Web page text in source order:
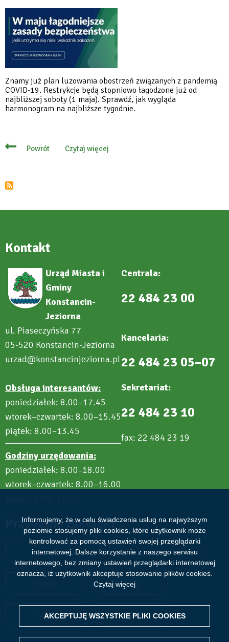
Informujemy, że w celu świadczenia usług na najwyższym
poziomie stosujemy pliki cookies, które użytkownik może
kontrolować za pomocą ustawień swojej przeglądarki
internetowej. Dalsze korzystanie z naszego serwisu
internetowego, bez zmiany ustawień przeglądarki internetowej
oznacza, iż użytkownik akceptuje stosowanie plików cookies.
Czytaj więcej
AKCEPTUJĘ WSZYSTKIE PLIKI COOKIES
WITHDRAW CONSENT
Znamy już plan luzowania obostrzeń związanych z pandemią
COVID-19. Restrykcje będą stopniowo łagodzone już od
najbliższej soboty (1 maja). Sprawdź, jak wygląda
harmonogram na najbliższe tygodnie.
Powrót Czytaj więcej
o
Kontakt
Urząd Miasta i
Gminy
Konstancin-
Jeziorna
ul. Piaseczyńska 77
05-520 Konstancin-Jeziorna
urzad@konstancinjeziorna.pl
Obsługa interesantów:
poniedziałek: 8.00–17.45
wtorek–czwartek: 8.00–15.45
piątek: 8.00–13.45
Godziny urzędowania:
poniedziałek: 8.00–18.00
wtorek–czwartek: 8.00–16.00
Centrala:
22 484 23 00
Kancelaria:
22 484 23 05–07
Sekretariat:
22 484 23 10
fax: 22 484 23 19
Przydatne zakładki
Aktualności Wydarzenia
Filmy
Kultura Sport